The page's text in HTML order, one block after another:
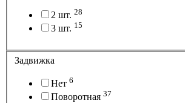
2 шт. 28
3 шт. 15
Задвижка
Нет 6
Поворотная 37